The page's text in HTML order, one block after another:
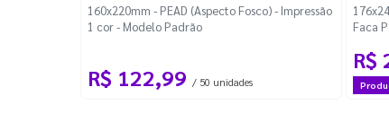
160x220mm - PEAD (Aspecto Fosco) - Impressão
1 cor - Modelo Padrão
R$ 122,99 / 50 unidades
Faca
R$